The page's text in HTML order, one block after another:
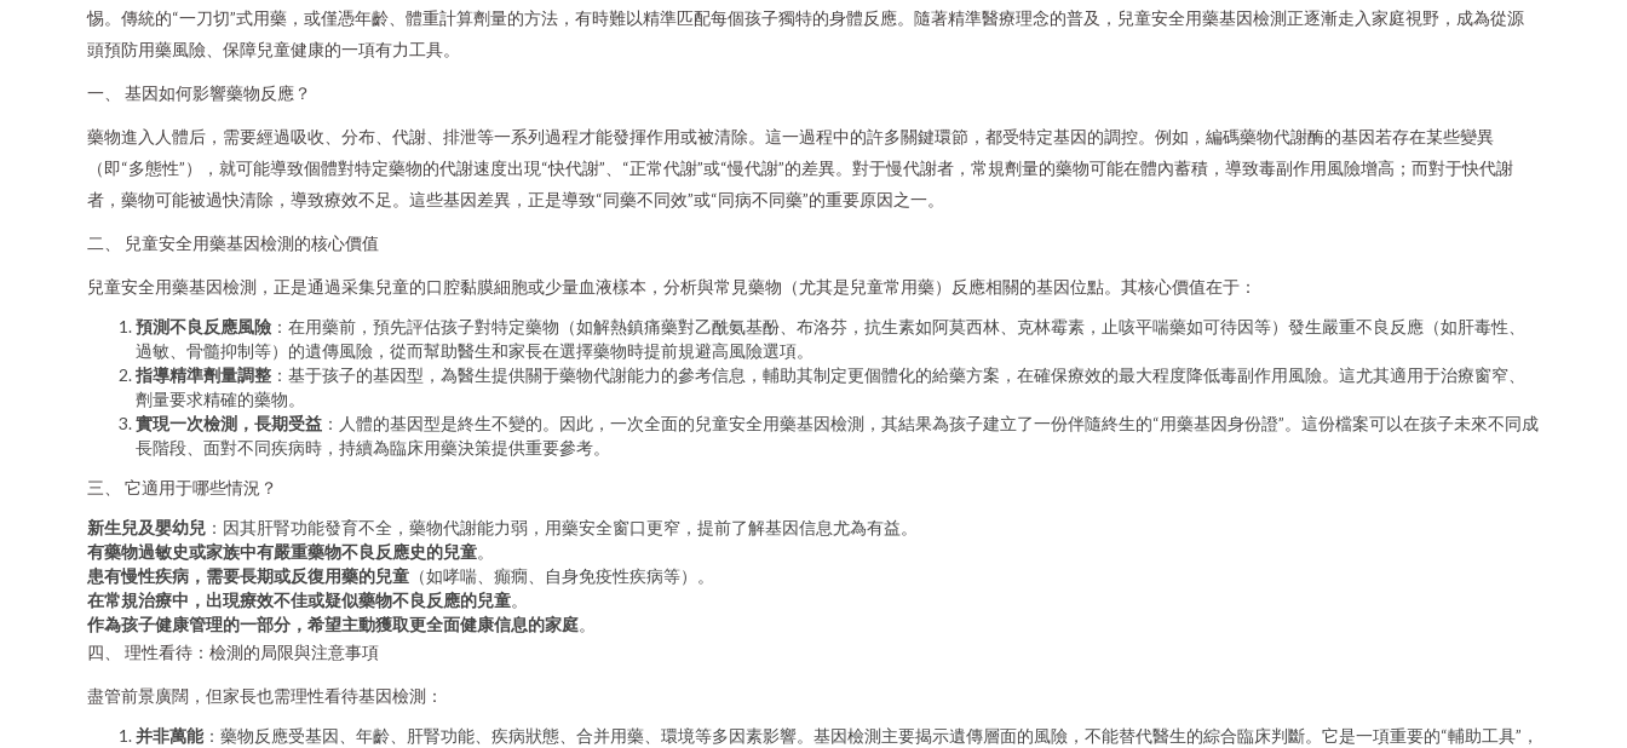
惕。傳統的“一刀切”式用藥，或僅憑年齡、體重計算劑量的方法，有時難以精準匹配每個孩子獨特的身體反應。隨著精準醫療理念的普及，兒童安全用藥基因檢測正逐漸走入家庭視野，成為從源
頭預防用藥風險、保障兒童健康的一項有力工具。
一、 基因如何影響藥物反應？
藥物進入人體后，需要經過吸收、分布、代謝、排泄等一系列過程才能發揮作用或被清除。這一過程中的許多關鍵環節，都受特定基因的調控。例如，編碼藥物代謝酶的基因若存在某些變異
（即“多態性”），就可能導致個體對特定藥物的代謝速度出現“快代謝”、“正常代謝”或“慢代謝”的差異。對于慢代謝者，常規劑量的藥物可能在體內蓄積，導致毒副作用風險增高；而對于快代謝
者，藥物可能被過快清除，導致療效不足。這些基因差異，正是導致“同藥不同效”或“同病不同藥”的重要原因之一。
二、 兒童安全用藥基因檢測的核心價值
兒童安全用藥基因檢測，正是通過采集兒童的口腔黏膜細胞或少量血液樣本，分析與常見藥物（尤其是兒童常用藥）反應相關的基因位點。其核心價值在于：
預測不良反應風險 ：在用藥前，預先評估孩子對特定藥物（如解熱鎮痛藥對乙酰氨基酚、布洛芬，抗生素如阿莫西林、克林霉素，止咳平喘藥如可待因等）發生嚴重不良反應（如肝毒性、
過敏、骨髓抑制等）的遺傳風險，從而幫助醫生和家長在選擇藥物時提前規避高風險選項。
指導精準劑量調整 ：基于孩子的基因型，為醫生提供關于藥物代謝能力的參考信息，輔助其制定更個體化的給藥方案，在確保療效的最大程度降低毒副作用風險。這尤其適用于治療窗窄、
劑量要求精確的藥物。
實現一次檢測，長期受益 ：人體的基因型是終生不變的。因此，一次全面的兒童安全用藥基因檢測，其結果為孩子建立了一份伴隨終生的“用藥基因身份證”。這份檔案可以在孩子未來不同成
長階段、面對不同疾病時，持續為臨床用藥決策提供重要參考。
三、 它適用于哪些情況？
新生兒及嬰幼兒 ：因其肝腎功能發育不全，藥物代謝能力弱，用藥安全窗口更窄，提前了解基因信息尤為有益。
有藥物過敏史或家族中有嚴重藥物不良反應史的兒童。
患有慢性疾病，需要長期或反復用藥的兒童 （如哮喘、癲癇、自身免疫性疾病等）。
在常規治療中，出現療效不佳或疑似藥物不良反應的兒童。
作為孩子健康管理的一部分，希望主動獲取更全面健康信息的家庭。
四、 理性看待：檢測的局限與注意事項
盡管前景廣闊，但家長也需理性看待基因檢測：
并非萬能：藥物反應受基因、年齡、肝腎功能、疾病狀態、合并用藥、環境等多因素影響。基因檢測主要揭示遺傳層面的風險，不能替代醫生的綜合臨床判斷。它是一項重要的“輔助工具”，